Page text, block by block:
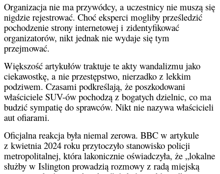
Organizacja nie ma przywódcy, a uczestnicy nie muszą się
nigdzie rejestrować. Choć eksperci mogliby prześledzić
pochodzenie strony internetowej i zidentyfikować
organizatorów, nikt jednak nie wydaje się tym
przejmować.
Większość artykułów traktuje te akty wandalizmu jako
ciekawostkę, a nie przestępstwo, nierzadko z lekkim
podziwem. Czasami podkreślają, że poszkodowani
właściciele SUV-ów pochodzą z bogatych dzielnic, co ma
budzić sympatię do sprawców. Nikt nie nazywa właścicieli
aut ofiarami.
Oficjalna reakcja była niemal zerowa. BBC w artykule
z kwietnia 2024 roku przytoczyło stanowisko policji
metropolitalnej, która lakonicznie oświadczyła, że „lokalne
służby w Islington prowadzią rozmowy z radą miejską